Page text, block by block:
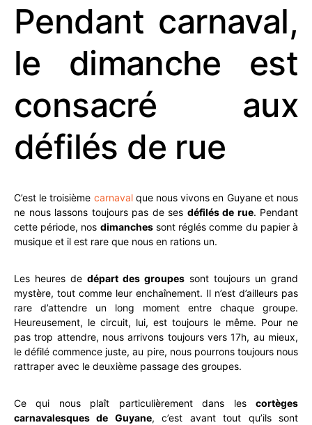
Pendant carnaval,
le dimanche est
consacré aux
défilés de rue
C’est le troisième carnaval que nous vivons en Guyane et nous
ne nous lassons toujours pas de ses défilés de rue. Pendant
cette période, nos dimanchessont réglés comme du papier à
musique et il est rare que nous en rations un.
Les heures de départ des groupes sont toujours un grand
mystère, tout comme leur enchaînement. Il n’est d’ailleurs pas
rare d’attendre un long moment entre chaque groupe.
Heureusement, le circuit, lui, est toujours le même. Pour ne
pas trop attendre, nous arrivons toujours vers 17h, au mieux,
le défilé commence juste, au pire, nous pourrons toujours nous
rattraper avec le deuxième passage des groupes.
Ce qui nous plaît particulièrement dans les cortèges
carnavalesques de Guyane, c’est avant tout qu’ils sont